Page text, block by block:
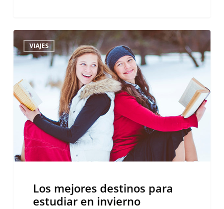
mejores
destinos
estudiar
en
invierno
VIAJES
Los mejores destinos para
estudiar en invierno